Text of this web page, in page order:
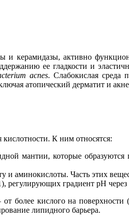
и керамидазы, активно
ее гладкости и
acnes. Слабокислая среда
атопический дерматит и
К ним относятся:
мантии, которые
аминокислоты. Часть этих
градиент pH через
более кислого на
липидного барьера.